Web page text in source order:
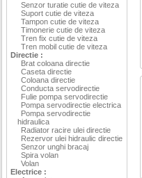
Senzor turatie cutie de viteza
Suport cutie de viteza
Tampon cutie de viteza
Timonerie cutie de viteza
Tren fix cutie de viteza
Tren mobil cutie de viteza
Directie :
Brat coloana directie
Caseta directie
Coloana directie
Conducta servodirectie
Fulie pompa servodirectie
Pompa servodirectie electrica
Pompa servodirectie
hidraulica
Radiator racire ulei directie
Rezervor ulei hidraulic directie
Senzor unghi bracaj
Spira volan
Volan
Electrice :